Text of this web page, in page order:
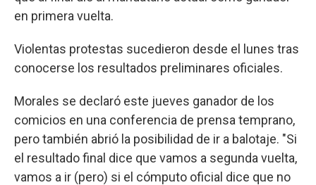
en primera vuelta.
Violentas protestas sucedieron desde el lunes tras
conocerse los resultados preliminares oficiales.
Morales se declaró este jueves ganador de los
comicios en una conferencia de prensa temprano,
pero también abrió la posibilidad de ir a balotaje. "Si
el resultado final dice que vamos a segunda vuelta,
vamos a ir (pero) si el cómputo oficial dice que no